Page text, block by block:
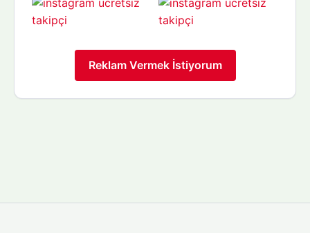
Reklam Vermek İstiyorum